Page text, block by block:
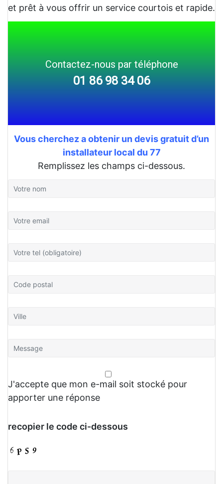
et prêt à vous offrir un service courtois et rapide.
Contactez-nous par téléphone
01 86 98 34 06
Vous cherchez a obtenir un devis gratuit d’un
installateur local du 77
Remplissez les champs ci-dessous.
J'accepte que mon e-mail soit stocké pour
apporter une réponse
recopier le code ci-dessous